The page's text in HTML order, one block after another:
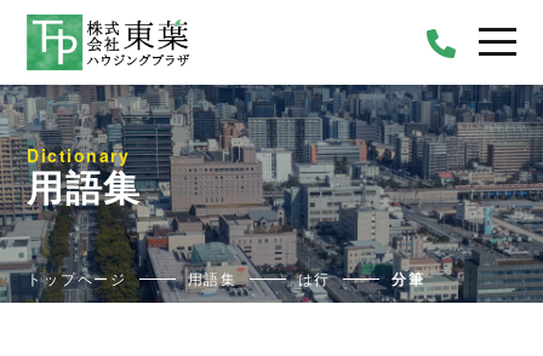
Dictionary
用語集
トップページ 用語集 は行 分筆